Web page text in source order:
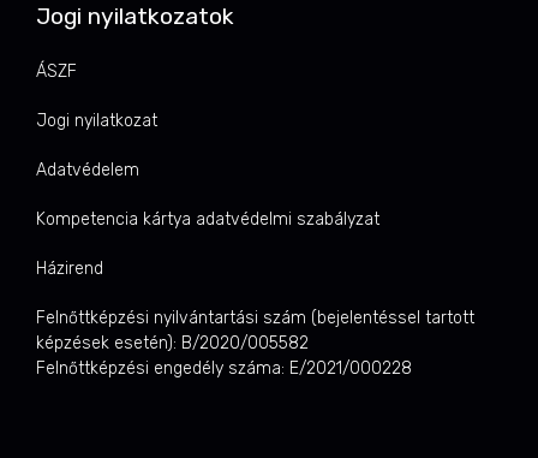
Jogi nyilatkozatok
ÁSZF
Jogi nyilatkozat
Adatvédelem
Kompetencia kártya adatvédelmi szabályzat
Házirend
Felnőttképzési nyilvántartási szám (bejelentéssel tartott
képzések esetén): B/2020/005582
Felnőttképzési engedély száma: E/2021/000228